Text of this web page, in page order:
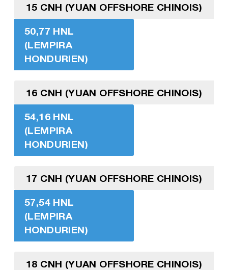
15 CNH (YUAN OFFSHORE CHINOIS)
50,77 HNL
(LEMPIRA
HONDURIEN)
16 CNH (YUAN OFFSHORE CHINOIS)
54,16 HNL
(LEMPIRA
HONDURIEN)
17 CNH (YUAN OFFSHORE CHINOIS)
57,54 HNL
(LEMPIRA
HONDURIEN)
18 CNH (YUAN OFFSHORE CHINOIS)